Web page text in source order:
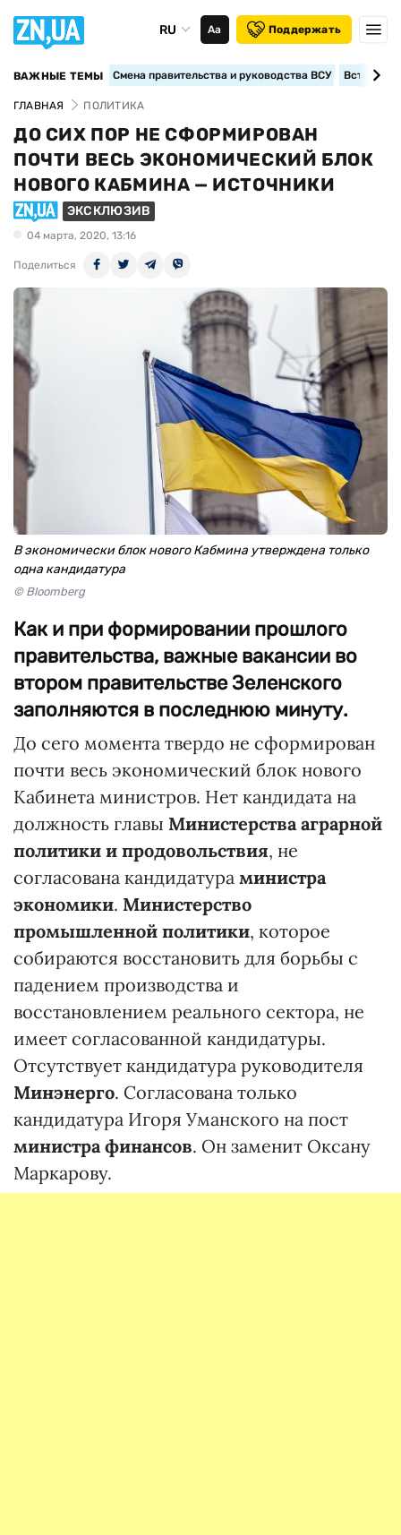
RU Аа Поддержать
ВАЖНЫЕ ТЕМЫ Смена правительства и руководства ВСУ
ГЛАВНАЯ ПОЛИТИКА
ДО СИХ ПОР НЕ СФОРМИРОВАН
ПОЧТИ ВЕСЬ ЭКОНОМИЧЕСКИЙ БЛОК
НОВОГО КАБМИНА — ИСТОЧНИКИ
ЭКСКЛЮЗИВ
04 марта, 2020, 13:16
Поделиться
В экономически блок нового Кабмина утверждена только
одна кандидатура
© Bloomberg
Как и при формировании прошлого
правительства, важные вакансии во
втором правительстве Зеленского
заполняются в последнюю минуту.
До сего момента твердо не сформирован
почти весь экономический блок нового
Кабинета министров. Нет кандидата на
должность главы Министерства аграрной
политики и продовольствия, не
согласована кандидатура министра
экономики. Министерство
промышленной политики, которое
собираются восстановить для борьбы с
падением производства и
восстановлением реального сектора, не
имеет согласованной кандидатуры.
Отсутствует кандидатура руководителя
Минэнерго. Согласована только
кандидатура Игоря Уманского на пост
министра финансов. Он заменит Оксану
Маркарову.